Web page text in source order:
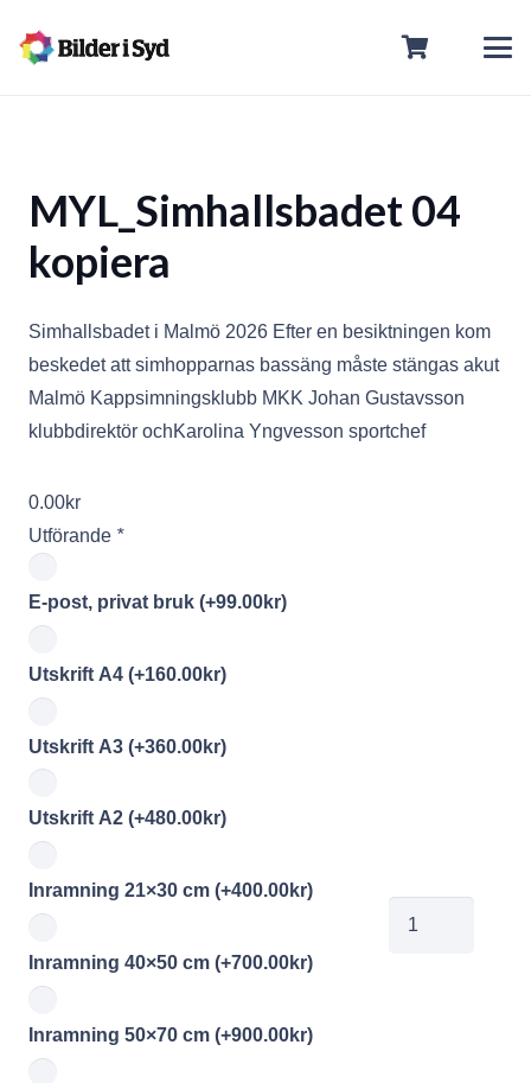
MYL_Simhallsbadet 04
kopiera
Simhallsbadet i Malmö 2026 Efter en besiktningen kom
beskedet att simhopparnas bassäng måste stängas akut
Malmö Kappsimningsklubb MKK Johan Gustavsson
klubbdirektör ochKarolina Yngvesson sportchef
0.00kr
Utförande *
E-post, privat bruk (+99.00kr)
Utskrift A4 (+160.00kr)
Utskrift A3 (+360.00kr)
Utskrift A2 (+480.00kr)
Inramning 21×30 cm (+400.00kr)
Inramning 40×50 cm (+700.00kr)
Inramning 50×70 cm (+900.00kr)